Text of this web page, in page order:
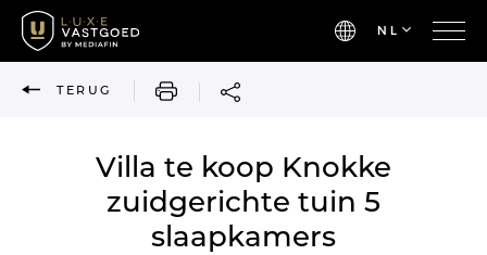
NL
TERUG AFDRUKKEN
Villa te koop Knokke
zuidgerichte tuin 5
slaapkamers